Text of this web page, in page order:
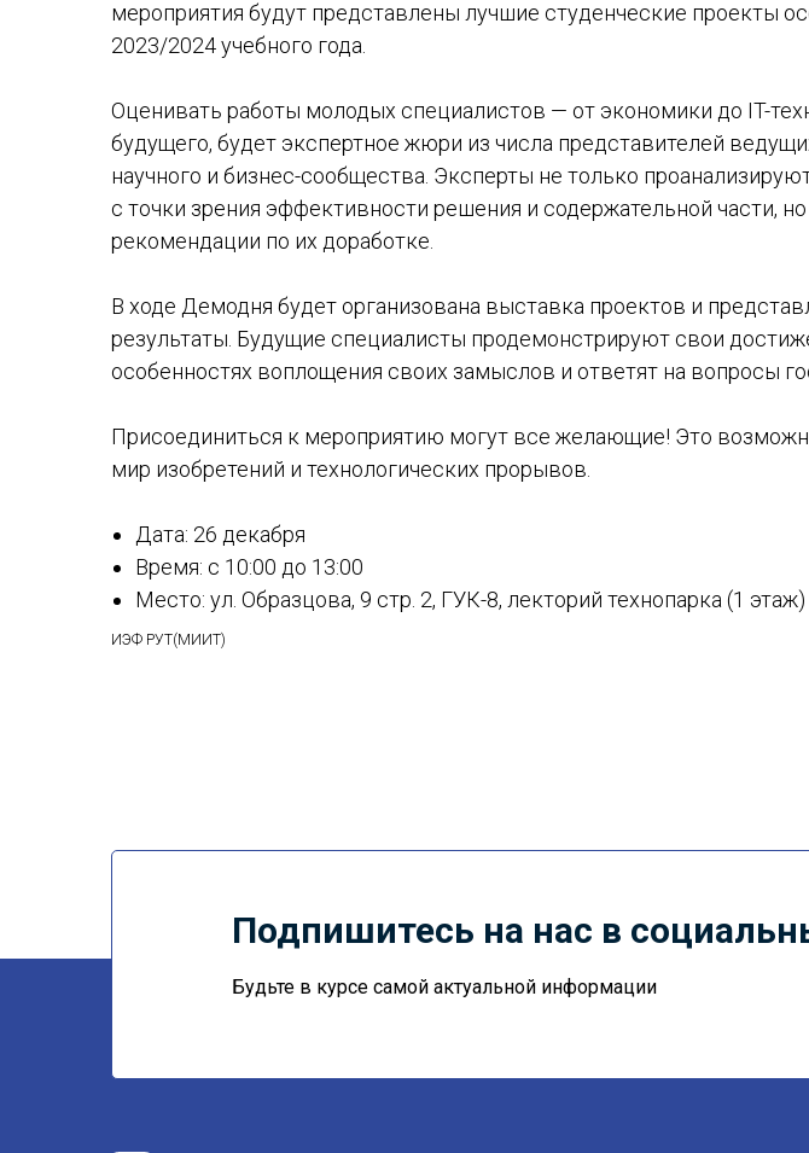
мероприятия будут представлены лучшие студенческие проекты
2023/2024 учебного года.
Оценивать работы молодых специалистов — от экономики до IT-
будущего, будет экспертное жюри из числа представителей
научного и бизнес-сообщества. Эксперты не только
с точки зрения эффективности решения и содержательной части,
рекомендации по их доработке.
В ходе Демодня будет организована выставка проектов и
результаты. Будущие специалисты продемонстрируют свои
особенностях воплощения своих замыслов и ответят на вопросы
Присоединиться к мероприятию могут все желающие! Это
мир изобретений и технологических прорывов.
Дата: 26 декабря
Время: с 10:00 до 13:00
Место: ул. Образцова, 9 стр. 2, ГУК-8, лекторий технопарка (1 этаж)
ИЭФ РУТ(МИИТ)
Подпишитесь на нас в
Будьте в курсе самой актуальной информации